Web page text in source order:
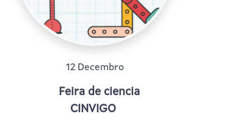
12 Decembro
Feira de ciencia
CINVIGO